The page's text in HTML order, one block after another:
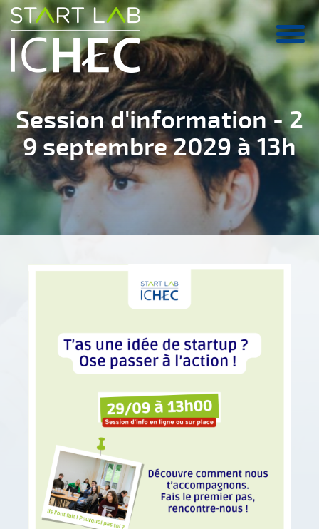
Aller au contenu principal
Session d'information - 2
9 septembre 2029 à 13h